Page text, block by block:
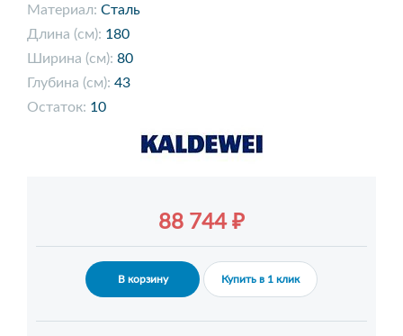
Материал: Сталь
Длина (см): 180
Ширина (см): 80
Глубина (см): 43
Остаток: 10
88 744 ₽
В корзину Купить в 1 клик